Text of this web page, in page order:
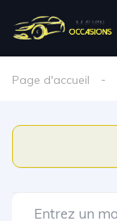
Page d'accueil